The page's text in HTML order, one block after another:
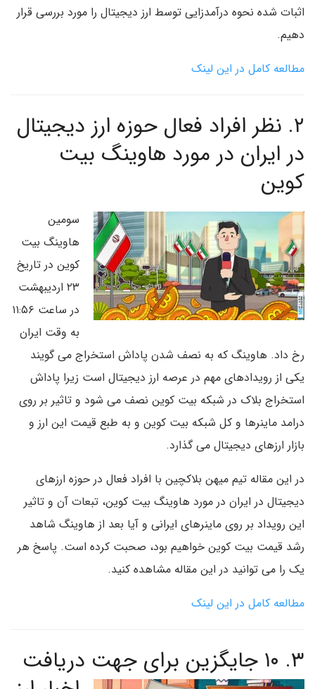
اثبات شده نحوه درآمدزایی توسط ارز دیجیتال را مورد بررسی قرار
دهیم.
مطالعه کامل در این لینک
۲. نظر افراد فعال حوزه ارز دیجیتال
در ایران در مورد هاوینگ بیت
کوین
سومین
هاوینگ بیت
کوین در تاریخ
۲۳ اردیبهشت
در ساعت ۱۱:۵۶
به وقت ایران
رخ داد. هاوینگ که به نصف شدن پاداش استخراج می گویند
یکی از رویدادهای مهم در عرصه ارز دیجیتال است زیرا پاداش
استخراج بلاک در شبکه بیت کوین نصف می شود و تاثیر بر روی
درامد ماینرها و کل شبکه بیت کوین و به طبع قیمت این ارز و
بازار ارزهای دیجیتال می گذارد.
در این مقاله تیم میهن بلاکچین با افراد فعال در حوزه ارزهای
دیجیتال در ایران در مورد هاوینگ بیت کوین، تبعات آن و تاثیر
این رویداد بر روی ماینرهای ایرانی و آیا بعد از هاوینگ شاهد
رشد قیمت بیت کوین خواهیم بود، صحبت کرده است. پاسخ هر
یک را می توانید در این مقاله مشاهده کنید.
مطالعه کامل در این لینک
۳. ۱۰ جایگزین برای
جهت دریافت